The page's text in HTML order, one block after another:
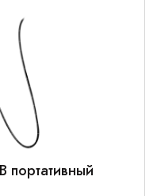
портативный